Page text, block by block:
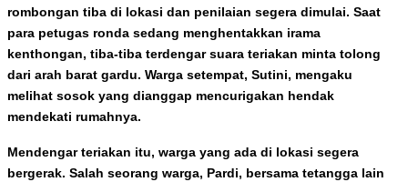
rombongan tiba di lokasi dan penilaian segera dimulai. Saat
para petugas ronda sedang menghentakkan irama
kenthongan, tiba‑tiba terdengar suara teriakan minta tolong
dari arah barat gardu. Warga setempat, Sutini, mengaku
melihat sosok yang dianggap mencurigakan hendak
mendekati rumahnya.
Mendengar teriakan itu, warga yang ada di lokasi segera
bergerak. Salah seorang warga, Pardi, bersama tetangga lain